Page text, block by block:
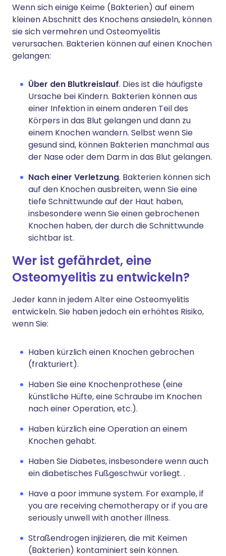
Wenn sich einige Keime (Bakterien) auf einem
kleinen Abschnitt des Knochens ansiedeln, können
sie sich vermehren und Osteomyelitis
verursachen. Bakterien können auf einen Knochen
gelangen:
Über den Blutkreislauf. Dies ist die häufigste
Ursache bei Kindern. Bakterien können aus
einer Infektion in einem anderen Teil des
Körpers in das Blut gelangen und dann zu
einem Knochen wandern. Selbst wenn Sie
gesund sind, können Bakterien manchmal aus
der Nase oder dem Darm in das Blut gelangen.
Nach einer Verletzung. Bakterien können sich
auf den Knochen ausbreiten, wenn Sie eine
tiefe Schnittwunde auf der Haut haben,
insbesondere wenn Sie einen gebrochenen
Knochen haben, der durch die Schnittwunde
sichtbar ist.
Wer ist gefährdet, eine
Osteomyelitis zu entwickeln?
Jeder kann in jedem Alter eine Osteomyelitis
entwickeln. Sie haben jedoch ein erhöhtes Risiko,
wenn Sie:
Haben kürzlich einen Knochen gebrochen
(frakturiert).
Haben Sie eine Knochenprothese (eine
künstliche Hüfte, eine Schraube im Knochen
nach einer Operation, etc.).
Haben kürzlich eine Operation an einem
Knochen gehabt.
Haben Sie Diabetes, insbesondere wenn auch
ein diabetisches Fußgeschwür vorliegt. .
Have a poor immune system. For example,if
you are receiving chemotherapy or if you are
seriously unwell with another illness.
Straßendrogen injizieren, die mit Keimen
(Bakterien) kontaminiert sein können.